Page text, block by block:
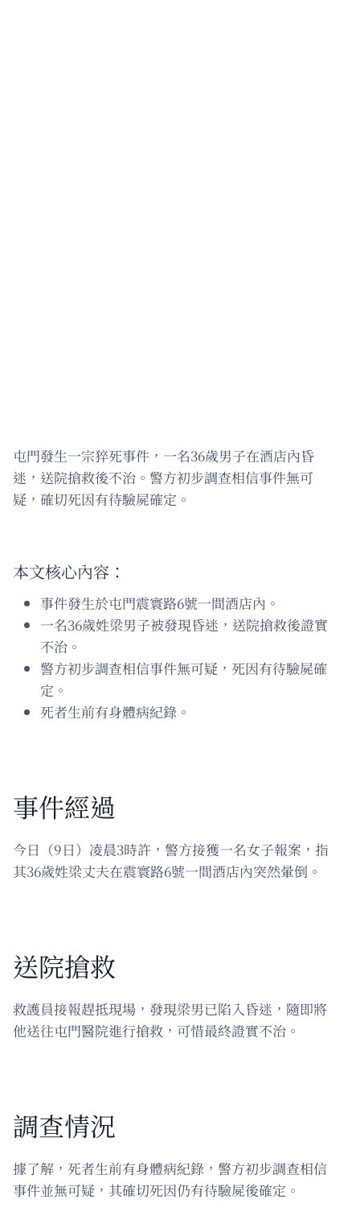
屯門發生一宗猝死事件，一名36歲男子在酒店內昏
迷，送院搶救後不治。警方初步調查相信事件無可
疑，確切死因有待驗屍確定。
本文核心內容：
事件發生於屯門震寰路6號一間酒店內。
一名36歲姓梁男子被發現昏迷，送院搶救後證實
不治。
警方初步調查相信事件無可疑，死因有待驗屍確
定。
死者生前有身體病紀錄。
事件經過
今日（9日）凌晨3時許，警方接獲一名女子報案，指
其36歲姓梁丈夫在震寰路6號一間酒店內突然暈倒。
送院搶救
救護員接報趕抵現場，發現梁男已陷入昏迷，隨即將
他送往屯門醫院進行搶救，可惜最終證實不治。
調查情況
據了解，死者生前有身體病紀錄，警方初步調查相信
事件並無可疑，其確切死因仍有待驗屍後確定。